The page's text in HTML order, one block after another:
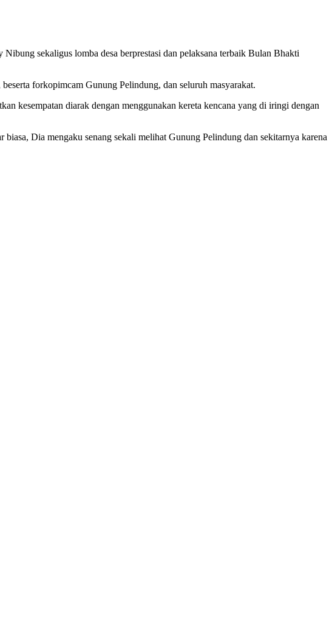
sekaligus lomba desa berprestasi dan pelaksana terbaik Bulan Bhakti
forkopimcam Gunung Pelindung, dan seluruh masyarakat.
kesempatan diarak dengan menggunakan kereta kencana yang di iringi dengan
Dia mengaku senang sekali melihat Gunung Pelindung dan sekitarnya karena